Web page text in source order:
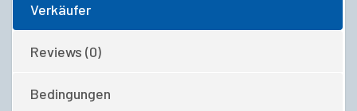
Verkäufer
Reviews (0)
Bedingungen